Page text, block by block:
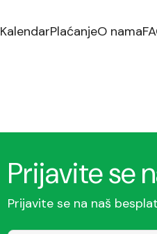
KalendarPlaćanjeO nama
Prijavite se
Prijavite se na naš